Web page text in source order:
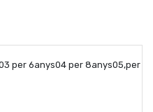
per 6anys04 per 8anys05,per